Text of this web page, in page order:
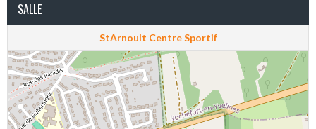
SALLE
StArnoult Centre Sportif